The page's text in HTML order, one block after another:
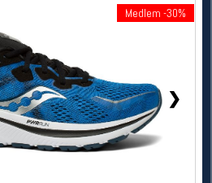
❯
Medlem -30%